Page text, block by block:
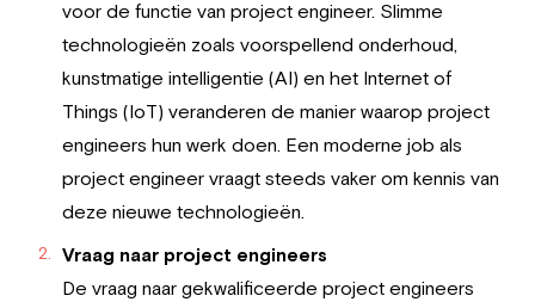
voor de functie van project engineer. Slimme
technologieën zoals voorspellend onderhoud,
kunstmatige intelligentie (AI) en het Internet of
Things (IoT) veranderen de manier waarop project
engineers hun werk doen. Een moderne job als
project engineer vraagt steeds vaker om kennis van
deze nieuwe technologieën.
Vraag naar project engineers
De vraag naar gekwalificeerde project engineers